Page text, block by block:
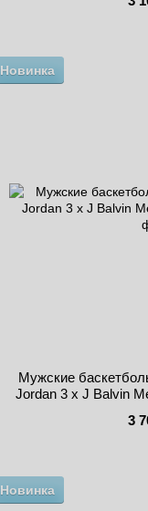
Новинка
Мужские
Jordan 3 x J Balvin
3
Новинка